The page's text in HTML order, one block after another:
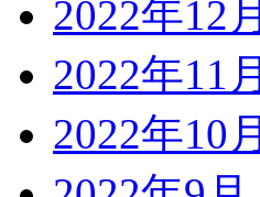
2022年12月
2022年11月
2022年10月